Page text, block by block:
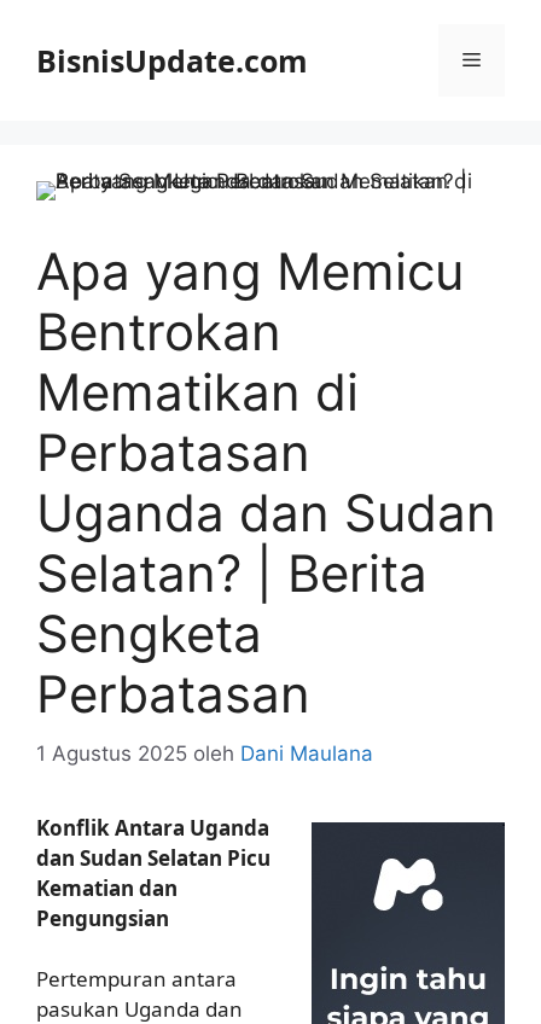
BisnisUpdate.com Menu
Apa yang Memicu
Bentrokan
Mematikan di
Perbatasan
Uganda dan Sudan
Selatan? | Berita
Sengketa
Perbatasan
1 Agustus 2025 oleh Dani Maulana
Konflik Antara Uganda
dan Sudan Selatan Picu
Kematian dan
Pengungsian
Pertempuran antara
pasukan Uganda dan